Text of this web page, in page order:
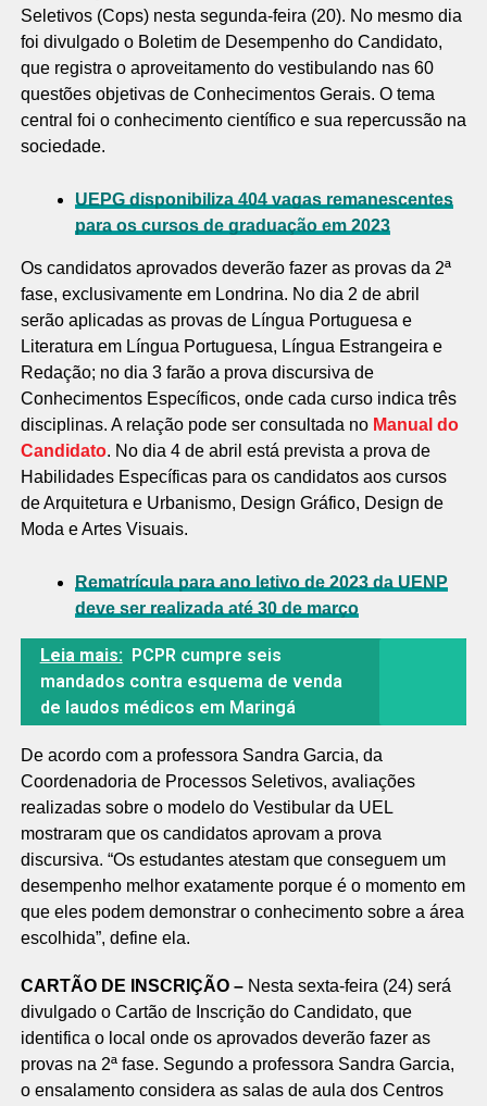
Seletivos (Cops) nesta segunda-feira (20). No mesmo dia
foi divulgado o Boletim de Desempenho do Candidato,
que registra o aproveitamento do vestibulando nas 60
questões objetivas de Conhecimentos Gerais. O tema
central foi o conhecimento científico e sua repercussão na
sociedade.
UEPG disponibiliza 404 vagas remanescentes
para os cursos de graduação em 2023
Os candidatos aprovados deverão fazer as provas da 2ª
fase, exclusivamente em Londrina. No dia 2 de abril
serão aplicadas as provas de Língua Portuguesa e
Literatura em Língua Portuguesa, Língua Estrangeira e
Redação; no dia 3 farão a prova discursiva de
Conhecimentos Específicos, onde cada curso indica três
disciplinas. A relação pode ser consultada no Manual do
Candidato. No dia 4 de abril está prevista a prova de
Habilidades Específicas para os candidatos aos cursos
de Arquitetura e Urbanismo, Design Gráfico, Design de
Moda e Artes Visuais.
Rematrícula para ano letivo de 2023 da UENP
deve ser realizada até 30 de março
Leia mais: PCPR cumpre seis
mandados contra esquema de venda
de laudos médicos em Maringá
De acordo com a professora Sandra Garcia, da
Coordenadoria de Processos Seletivos, avaliações
realizadas sobre o modelo do Vestibular da UEL
mostraram que os candidatos aprovam a prova
discursiva. “Os estudantes atestam que conseguem um
desempenho melhor exatamente porque é o momento em
que eles podem demonstrar o conhecimento sobre a área
escolhida”, define ela.
CARTÃO DE INSCRIÇÃO –Nesta sexta-feira (24) será
divulgado o Cartão de Inscrição do Candidato, que
identifica o local onde os aprovados deverão fazer as
provas na 2ª fase. Segundo a professora Sandra Garcia,
o ensalamento considera as salas de aula dos Centros